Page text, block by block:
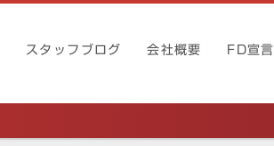
スタッフブログ 会社概要 FD宣言